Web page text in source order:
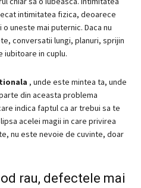
intimitatea fizica, deoarece
uneste mai puternic. Daca nu
conversatii lungi, planuri, sprijin
iubitoare in cuplu.
, unde este mintea ta, unde
din aceasta problema
indica faptul ca ar trebui sa te
acelei magii in care privirea
nu este nevoie de cuvinte, doar
rau, defectele mai